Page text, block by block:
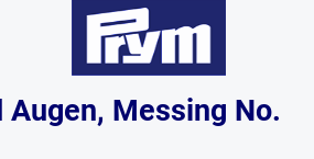
Augen, Messing No.